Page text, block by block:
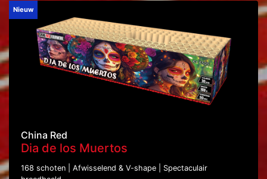
Nieuw
China Red
Dia de los Muertos
168 schoten | Afwisselend & V-shape | Spectaculair